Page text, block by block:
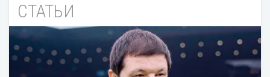
СТАТЬИ